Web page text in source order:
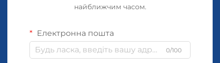
найближчим часом.
Електронна пошта
0/100